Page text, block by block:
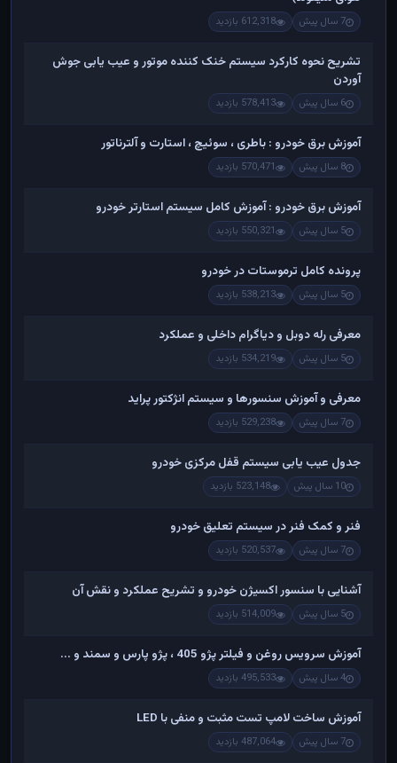
7 سال پیش 612,318 بازدید
تشریح نحوه کارکرد سیستم خنک کننده موتور و عیب یابی جوش
آوردن
6 سال پیش 578,413 بازدید
آموزش برق خودرو : باطری ، سوئیچ ، استارت و آلترناتور
8 سال پیش 570,471 بازدید
آموزش برق خودرو : آموزش کامل سیستم استارتر خودرو
5 سال پیش 550,321 بازدید
پرونده کامل ترموستات در خودرو
5 سال پیش 538,213 بازدید
معرفی رله دوبل و دیاگرام داخلی و عملکرد
5 سال پیش 534,219 بازدید
معرفی و آموزش سنسورها و سیستم انژکتور پراید
7 سال پیش 529,238 بازدید
جدول عیب یابی سیستم قفل مرکزی خودرو
10 سال پیش 523,148 بازدید
فنر و کمک فنر در سیستم تعلیق خودرو
7 سال پیش 520,537 بازدید
آشنایی با سنسور اکسیژن خودرو و تشریح عملکرد و نقش آن
5 سال پیش 514,009 بازدید
آموزش سرویس روغن و فیلتر پژو 405 ، پژو پارس و سمند و ...
4 سال پیش 495,533 بازدید
آموزش ساخت لامپ تست مثبت و منفی با LED
7 سال پیش 487,064 بازدید